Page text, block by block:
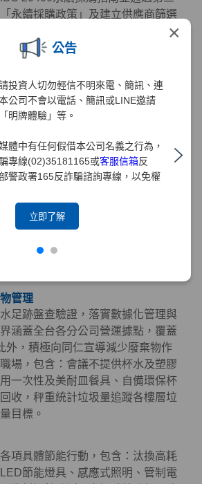
×
公告
投資人切勿輕信不明來電、簡訊、連
公司不會以電話、簡訊或LINE邀請
明牌體驗」等。
體中有任何假借本公司名義之行為，
專線(02)35181165或客服信箱反
警政署165反詐騙諮詢專線，以免權
立即了解
永續採購政策」及建立供應商篩選
定期檢視供應商永續作為，同時參考
權宣言》、《聯合國全球盟約》及
環境、社會及治理（ESG）」三面
理念深植於採購實務中。
行綠色採購，訂定「綠色採購條
應優先考量具有環保、節能、能源
建材、FSC永續林業、減碳等標章
響應政府相關政策，持續參與臺北
民間企業及團體實施綠色採購計
年，元大集團已連續15年榮獲臺北
以帶動綠色生產鏈，降低環境衝
管理
足跡盤查驗證，落實數據化管理與
涵蓋全台各分公司營運據點，覆蓋
外，積極向同仁宣導減少廢棄物作
場，包含：會議不提供杯水及塑膠
一次性及美耐皿餐具、自備環保杯
收，秤重統計垃圾量追蹤各樓層垃
目標。
項具體節能行動，包含：汰換高耗
節能燈具、感應式照明、管制電